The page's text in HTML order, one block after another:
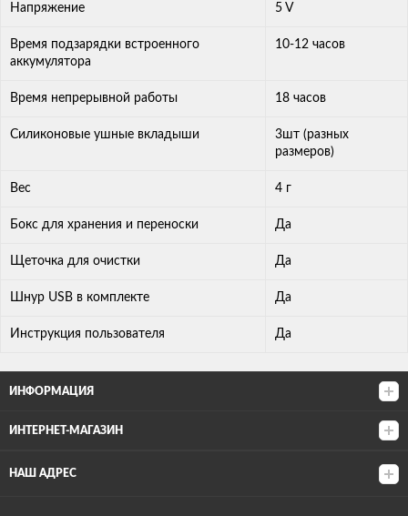
Напряжение 5 V
Время подзарядки встроенного
аккумулятора
10-12 часов
Время непрерывной работы 18 часов
Силиконовые ушные вкладыши
3шт (разных
размеров)
Вес 4 г
Бокс для хранения и переноски Да
Щеточка для очистки Да
Шнур USB в комплекте Да
Инструкция пользователя Да
ИНФОРМАЦИЯ
ИНТЕРНЕТ-МАГАЗИН
НАШ АДРЕС